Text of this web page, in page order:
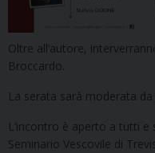
Oltre all’autore,
Broccardo.
La serata sarà moderata
L’incontro è aperto a tutti e
Seminario Vescovile di